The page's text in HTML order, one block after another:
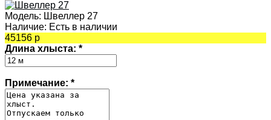
Модель: Швеллер 27
Наличие: Есть в наличии
45156 р
Длина хлыста: *
Примечание: *